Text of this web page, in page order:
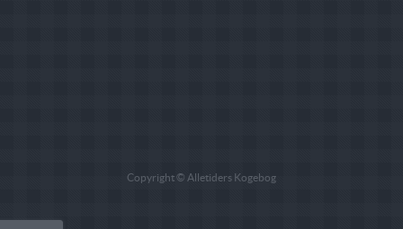
Copyright © Alletiders Kogebog